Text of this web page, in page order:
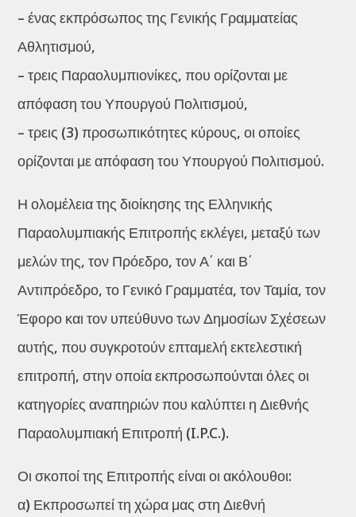
– ένας εκπρόσωπος της Γενικής Γραμματείας
Αθλητισμού,
– τρεις Παραολυμπιονίκες, που ορίζονται με
απόφαση του Υπουργού Πολιτισμού,
– τρεις (3) προσωπικότητες κύρους, οι οποίες
ορίζονται με απόφαση του Υπουργού Πολιτισμού.
Η ολομέλεια της διοίκησης της Ελληνικής
Παραολυμπιακής Επιτροπής εκλέγει, μεταξύ των
μελών της, τον Πρόεδρο, τον Α΄ και Β΄
Αντιπρόεδρο, το Γενικό Γραμματέα, τον Ταμία, τον
Έφορο και τον υπεύθυνο των Δημοσίων Σχέσεων
αυτής, που συγκροτούν επταμελή εκτελεστική
επιτροπή, στην οποία εκπροσωπούνται όλες οι
κατηγορίες αναπηριών που καλύπτει η Διεθνής
Παραολυμπιακή Επιτροπή (I.P.C.).
Οι σκοποί της Επιτροπής είναι οι ακόλουθοι:
α) Εκπροσωπεί τη χώρα μας στη Διεθνή